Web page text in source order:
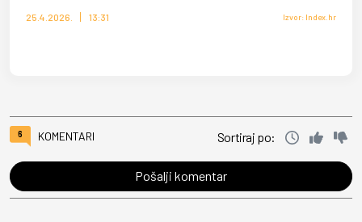
25.4.2026. 13:31 Izvor: Index.hr
6 KOMENTARI Sortiraj po:
Pošalji komentar